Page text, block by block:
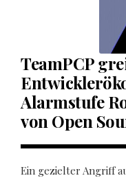
TeamPCP
Alarmstufe
von Open
Ein gezielter Angriff